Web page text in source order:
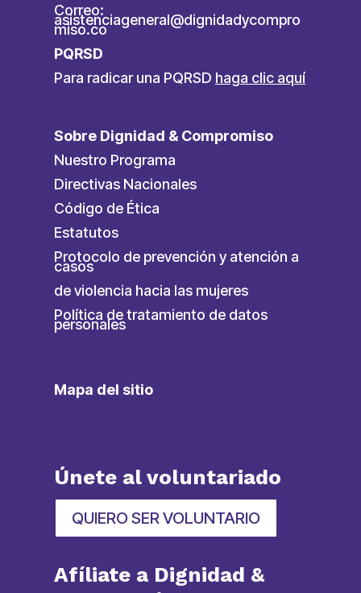
Correo:
asistenciageneral@dignidadycompro
miso.co
PQRSD
Para radicar una PQRSD haga clic aquí
Sobre Dignidad & Compromiso
Nuestro Programa
Directivas Nacionales
Código de Ética
Estatutos
Protocolo de prevención y atención a
casos
de violencia hacia las mujeres
Política de tratamiento de datos
personales
Mapa del sitio
Únete al voluntariado
QUIERO SER VOLUNTARIO
Afíliate a Dignidad &